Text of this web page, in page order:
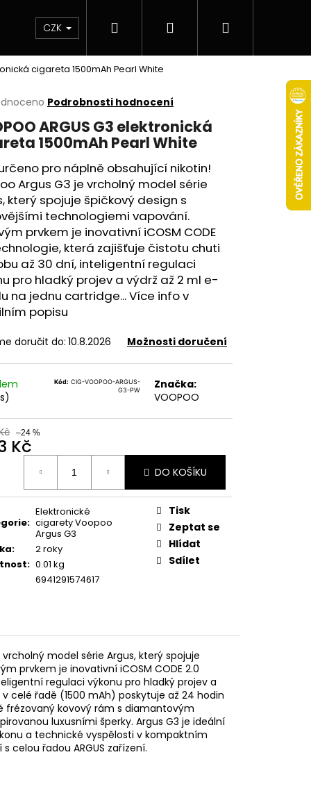
novinky Elektronické cigarety
CZK Přihlášení
cigareta 1500mAh Pearl White
Podrobnosti hodnocení
ARGUS G3 elektronická
1500mAh Pearl White
pro náplně obsahující nikotin!
Argus G3 je vrcholný model série
který spojuje špičkový design s
technologiemi vapování.
prvkem je inovativní iCOSM CODE
která zajišťuje čistotu chuti
až 30 dní, inteligentní regulaci
pro hladký projev a výdrž až 2 ml e-
na jednu cartridge... Více info v
popisu
doručit do: 10.8.2026 Možnosti doručení
Kód: CIG-VOOPOO-ARGUS-
G3-PW
Značka:
VOOPOO
–24 %
Kč
DO KOŠÍKU
:
Elektronické
cigarety Voopoo
Argus G3
:
2 roky
: 0.01 kg
6941291574617
Tisk
Zeptat se
Hlídat
Sdílet
model série Argus, který spojuje
prvkem je inovativní iCOSM CODE 2.0
regulaci výkonu pro hladký projev a
celé řadě (1500 mAh) poskytuje až 24 hodin
frézovaný kovový rám s diamantovým
luxusními šperky. Argus G3 je ideální
a technické vyspělosti v kompaktním
celou řadou ARGUS zařízení.
Následující
10ML 11MG